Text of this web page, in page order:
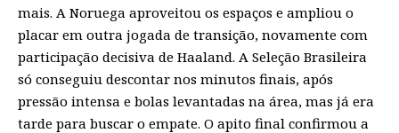
mais. A Noruega aproveitou os espaços e ampliou o
placar em outra jogada de transição, novamente com
participação decisiva de Haaland. A Seleção Brasileira
só conseguiu descontar nos minutos finais, após
pressão intensa e bolas levantadas na área, mas já era
tarde para buscar o empate. O apito final confirmou a